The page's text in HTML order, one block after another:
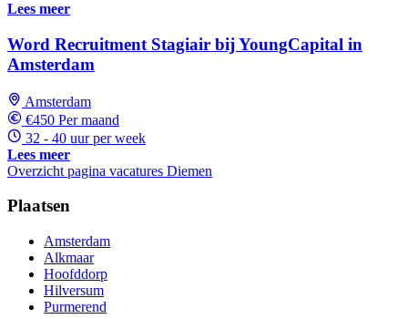
Lees meer
Word Recruitment Stagiair bij YoungCapital in
Amsterdam
Amsterdam
€450 Per maand
32 - 40 uur per week
Lees meer
Overzicht pagina vacatures Diemen
Plaatsen
Amsterdam
Alkmaar
Hoofddorp
Hilversum
Purmerend